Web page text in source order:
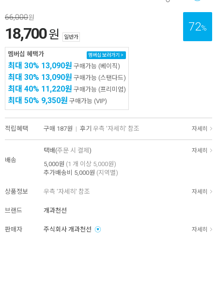
72%
66,000원
18,700원 일반가
멤버십 혜택가 멤버십 보러가기 >
최대 30% 13,090원 구매가능 (베이직)
최대 30% 13,090원 구매가능 (스탠다드)
최대 40% 11,220원 구매가능 (프리미엄)
최대 50% 9,350원 구매가능 (VIP)
적립혜택 구매 187원 | 후기 우측 '자세히' 참조 자세히
배송
택배(주문 시 결제 ) 자세히
5,000원 (1 개 이상 5,000원)
추가배송비
5,000원 (지역별)
상품정보 우측 '자세히' 참조 자세히
브랜드 개과천선
판매자 주식회사 개과천선 자세히